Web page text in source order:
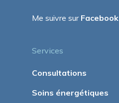
Me suivre sur Facebook
Services
Consultations
Soins énergétiques